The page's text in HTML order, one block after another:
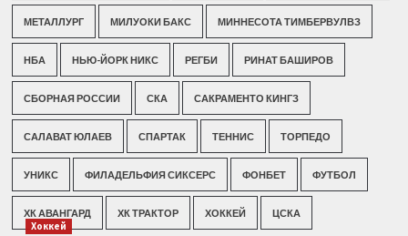
МЕТАЛЛУРГ МИЛУОКИ БАКС МИННЕСОТА ТИМБЕРВУЛВЗ
НБА НЬЮ-ЙОРК НИКС РЕГБИ РИНАТ БАШИРОВ
СБОРНАЯ РОССИИ СКА САКРАМЕНТО КИНГЗ
САЛАВАТ ЮЛАЕВ СПАРТАК ТЕННИС ТОРПЕДО
УНИКС ФИЛАДЕЛЬФИЯ СИКСЕРС ФОНБЕТ ФУТБОЛ
ХК АВАНГАРД ХК ТРАКТОР ХОККЕЙ ЦСКА
Хоккей